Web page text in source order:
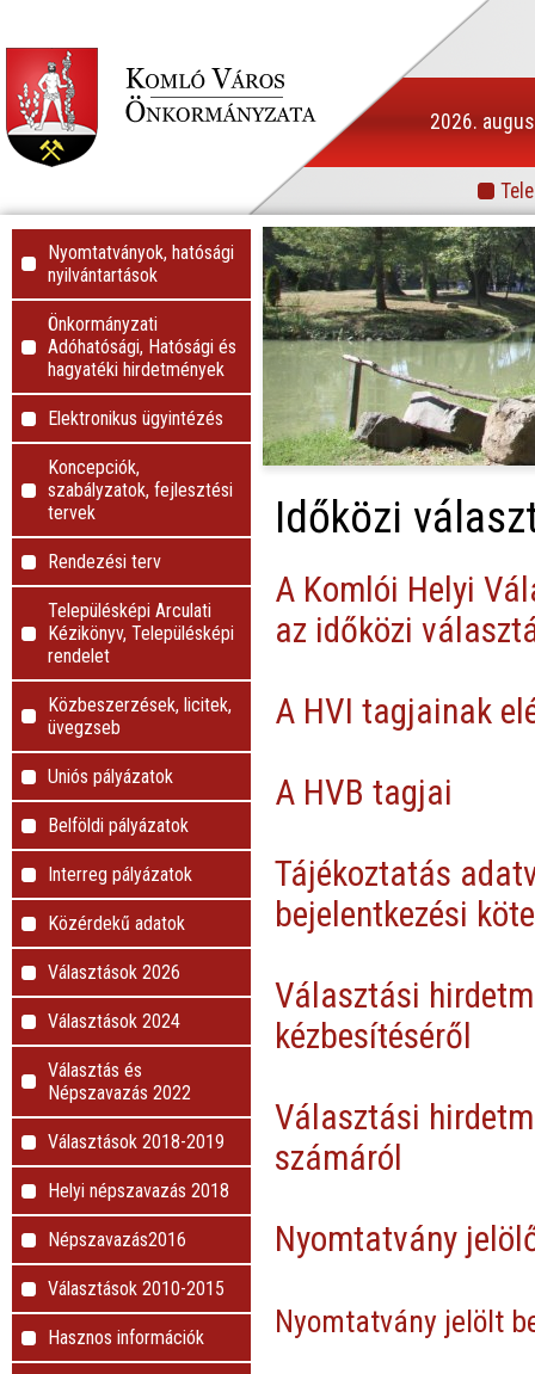
2026.
Nyomtatványok, hatósági
nyilvántartások
Önkormányzati
Adóhatósági, Hatósági és
hagyatéki hirdetmények
Elektronikus ügyintézés
Koncepciók,
szabályzatok, fejlesztési
tervek
Rendezési terv
Településképi Arculati
Kézikönyv, Településképi
rendelet
Közbeszerzések, licitek,
üvegzseb
Uniós pályázatok
Belföldi pályázatok
Interreg pályázatok
Közérdekű adatok
Választások 2026
Választások 2024
Választás és
Népszavazás 2022
Választások 2018-2019
Helyi népszavazás 2018
Népszavazás2016
Választások 2010-2015
Hasznos információk
Időközi
A Komlói Helyi
az időközi
A HVI tagjainak
A HVB tagjai
Tájékoztatás
bejelentkezési
Választási
kézbesítéséről
Választási
számáról
Nyomtatvány
Nyomtatvány jelölt